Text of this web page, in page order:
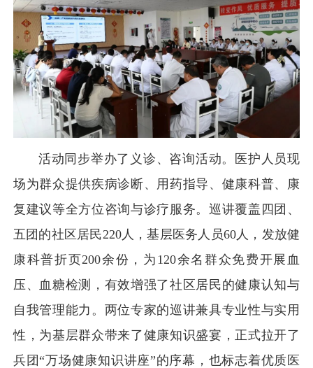
活动同步举办了义诊、咨询活动。医护人员现
场为群众提供疾病诊断、用药指导、健康科普、康
复建议等全方位咨询与诊疗服务。巡讲覆盖四团、
五团的社区居民220人，基层医务人员60人，发放健
康科普折页200余份，为120余名群众免费开展血
压、血糖检测，有效增强了社区居民的健康认知与
自我管理能力。两位专家的巡讲兼具专业性与实用
性，为基层群众带来了健康知识盛宴，正式拉开了
兵团“万场健康知识讲座”的序幕，也标志着优质医